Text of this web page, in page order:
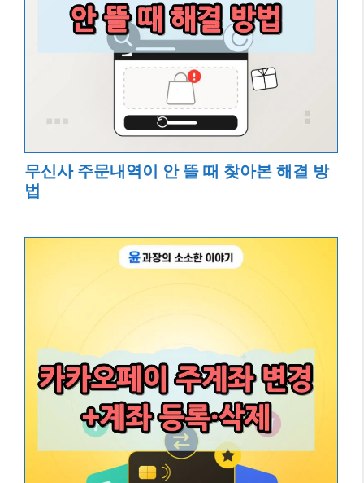
무신사 주문내역이 안 뜰 때 찾아본 해결 방
법